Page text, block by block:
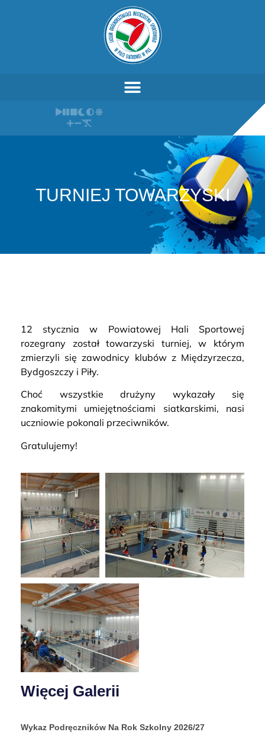
TURNIEJ TOWARZYSKI
12 stycznia w Powiatowej Hali Sportowej
rozegrany został towarzyski turniej, w którym
zmierzyli się zawodnicy klubów z Międzyrzecza,
Bydgoszczy i Piły.
Choć wszystkie drużyny wykazały się
znakomitymi umiejętnościami siatkarskimi, nasi
uczniowie pokonali przeciwników.
Gratulujemy!
Więcej Galerii
Wykaz Podręczników Na Rok Szkolny 2026/27